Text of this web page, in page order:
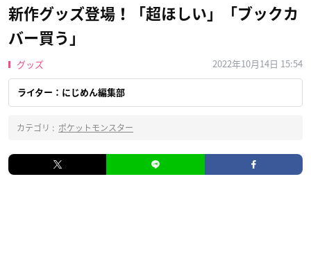
新作グッズ登場！「超ほしい」「ブックカ
バー買う」
グッズ 2022年10月14日 15:54
ライター：にじめん編集部
カテゴリ : ポケットモンスター